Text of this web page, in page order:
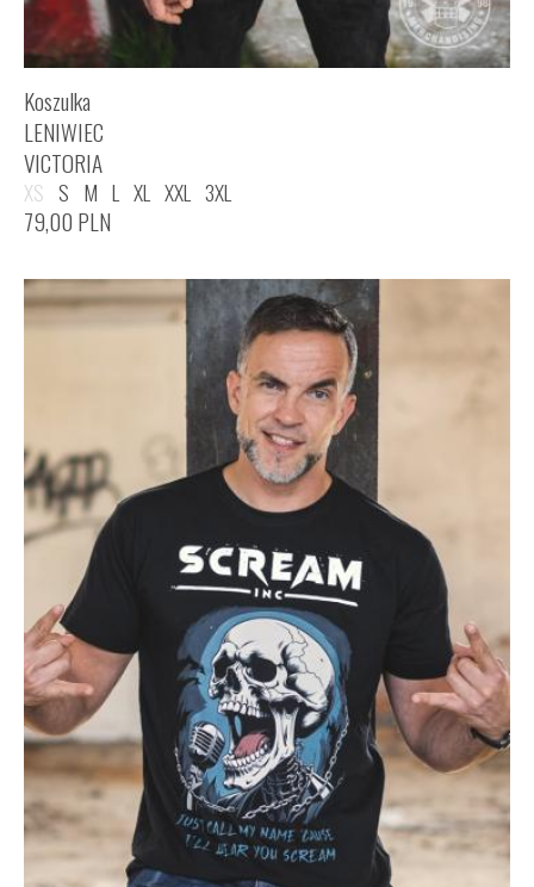
Koszulka
LENIWIEC
VICTORIA
XS S M L XL XXL 3XL
79,00 PLN